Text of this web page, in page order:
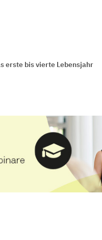
erste bis vierte Lebensjahr